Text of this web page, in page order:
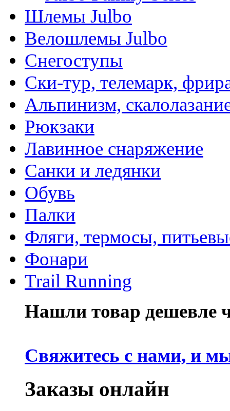
Шлемы Julbo
Велошлемы Julbo
Снегоступы
Ски-тур, телемарк,
Альпинизм,
Рюкзаки
Лавинное снаряжение
Санки и ледянки
Обувь
Палки
Фляги, термосы,
Фонари
Trail Running
Нашли товар дешевле
Свяжитесь с нами, и
Заказы онлайн